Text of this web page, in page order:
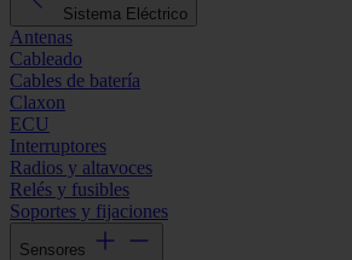
Sistema Eléctrico
Antenas
Cableado
Cables de batería
Claxon
ECU
Interruptores
Radios y altavoces
Relés y fusibles
Soportes y fijaciones
Sensores